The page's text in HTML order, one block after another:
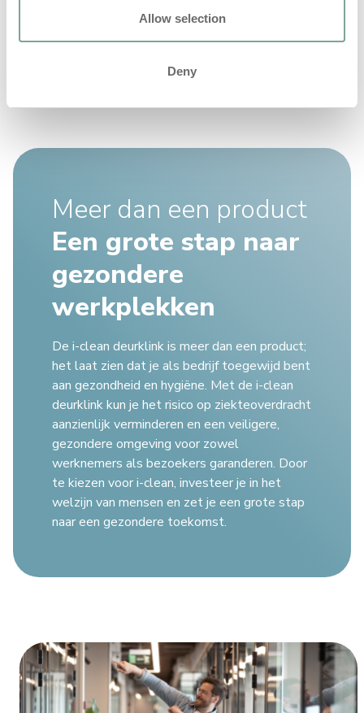
Allow selection
Deny
1 / 4
Meer dan een product
Een grote stap naar
gezondere
werkplekken
De i-clean deurklink is meer dan een product;
het laat zien dat je als bedrijf toegewijd bent
aan gezondheid en hygiëne. Met de i-clean
deurklink kun je het risico op ziekteoverdracht
aanzienlijk verminderen en een veiligere,
gezondere omgeving voor zowel
werknemers als bezoekers garanderen. Door
te kiezen voor i-clean, investeer je in het
welzijn van mensen en zet je een grote stap
naar een gezondere toekomst.